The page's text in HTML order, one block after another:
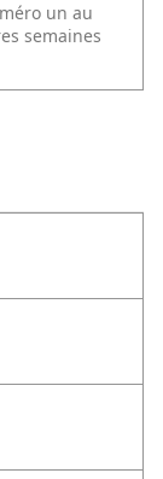
un au
semaines